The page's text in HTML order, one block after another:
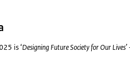
is ‘Designing Future Society for Our